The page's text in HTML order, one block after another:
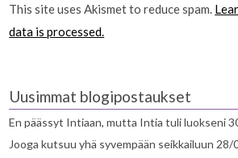
This site uses Akismet to reduce spam.
data is processed.
Uusimmat blogipostaukset
En päässyt Intiaan, mutta Intia tuli luokseni
Jooga kutsuu yhä syvempään seikkailuun 28/